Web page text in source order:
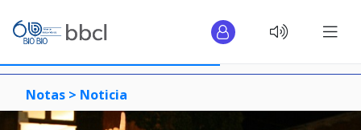
Notas > Noticia